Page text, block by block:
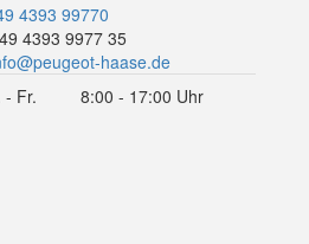
4393 99770
4393 9977 35
haase.de
- Fr.
8:00 - 17:00 Uhr